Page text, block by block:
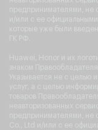
предпринимателями, не
и/или с ее официальными
которые уже были
ГК РФ.
Huawei, Honor и их
знаком
Указывается не с целью
услуг, а с целью
товаров
неавторизованных
предпринимателями, не
Co., Ltd и/или с ее